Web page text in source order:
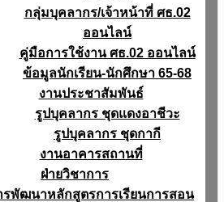
กลุ่มบุคลากร/เจ้าหน้าที่ ศธ.02
ออนไลน์
คู่มือการใช้งาน ศธ.02 ออนไลน์
ข้อมูลนักเรียน-นักศึกษา 65-68
งานประชาสัมพันธ์
รูปบุคลากร ชุดแดงอาชีวะ
รูปบุคลากร ชุดกากี
งานอาคารสถานที่
ฝ่ายวิชาการ
รพัฒนาหลักสูตรการเรียนการสอน